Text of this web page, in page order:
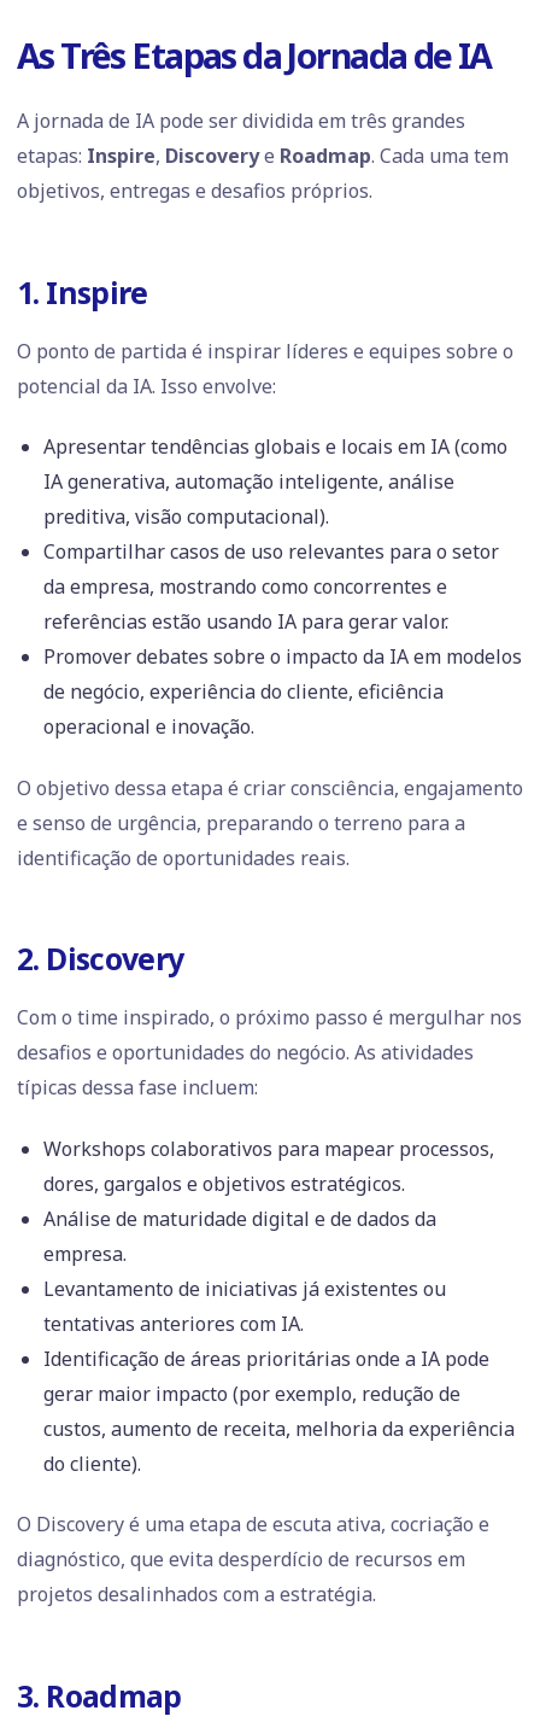
As Três Etapas da Jornada de IA
A jornada de IA pode ser dividida em três grandes
etapas: Inspire, Discoverye Roadmap. Cada uma tem
objetivos, entregas e desafios próprios.
1. Inspire
O ponto de partida é inspirar líderes e equipes sobre o
potencial da IA. Isso envolve:
Apresentar tendências globais e locais em IA (como
IA generativa, automação inteligente, análise
preditiva, visão computacional).
Compartilhar casos de uso relevantes para o setor
da empresa, mostrando como concorrentes e
referências estão usando IA para gerar valor.
Promover debates sobre o impacto da IA em modelos
de negócio, experiência do cliente, eficiência
operacional e inovação.
O objetivo dessa etapa é criar consciência, engajamento
e senso de urgência, preparando o terreno para a
identificação de oportunidades reais.
2. Discovery
Com o time inspirado, o próximo passo é mergulhar nos
desafios e oportunidades do negócio. As atividades
típicas dessa fase incluem:
Workshops colaborativos para mapear processos,
dores, gargalos e objetivos estratégicos.
Análise de maturidade digital e de dados da
empresa.
Levantamento de iniciativas já existentes ou
tentativas anteriores com IA.
Identificação de áreas prioritárias onde a IA pode
gerar maior impacto (por exemplo, redução de
custos, aumento de receita, melhoria da experiência
do cliente).
O Discovery é uma etapa de escuta ativa, cocriação e
diagnóstico, que evita desperdício de recursos em
projetos desalinhados com a estratégia.
3. Roadmap